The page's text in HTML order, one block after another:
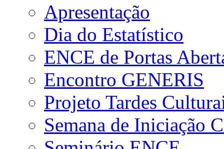
Apresentação
Dia do Estatístico
ENCE de Portas
Encontro GENERIS
Projeto Tardes
Semana de Iniciação